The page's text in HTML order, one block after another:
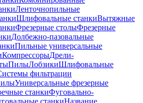
Ленточнопильные
Шлифовальные станкиВытяжные
Фрезерные столыФрезерные
Долбежно-пазовальные
Пильные универсальные
КомпрессорыДрели-
ПилыЛобзикиШлифовальные
фильтрации
Универсальные фрезерные
станкиФуговально-
станкиНазвание